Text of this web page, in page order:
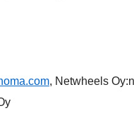
, Netwheels Oy:n